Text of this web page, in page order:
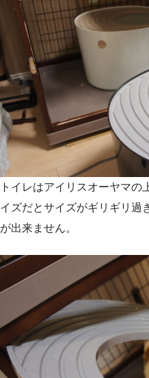
トイレはアイリスオーヤマ
イズだとサイズがギリギリ過
が出来ません。